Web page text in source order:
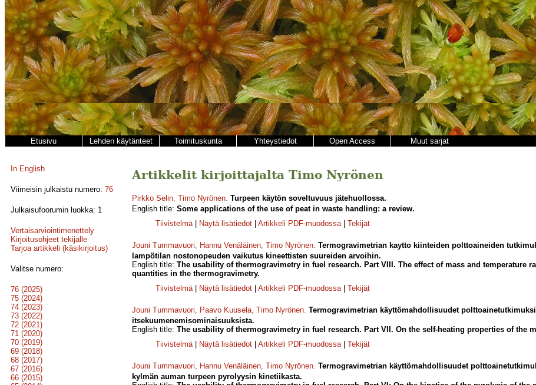
Etusivu Lehden käytänteet Toimituskunta Yhteystiedot Open Access Muut sarjat
In English
Viimeisin julkaistu numero: 76
Julkaisufoorumin luokka: 1
Vertaisarviointimenettely
Kirjoitusohjeet tekijälle
Tarjoa artikkeli (käsikirjoitus)
Valitse numero:
76 (2025)
75 (2024)
74 (2023)
73 (2022)
72 (2021)
71 (2020)
70 (2019)
69 (2018)
68 (2017)
67 (2016)
66 (2015)
Artikkelit kirjoittajalta Timo Nyrönen
Pirkko Selin, Timo Nyrönen. Turpeen käytön soveltuvuus jätehuollossa.
English title: Some applications of the use of peat in waste handling: a review.
Tiivistelmä| Näytä lisätiedot Artikkeli PDF-muodossa| Tekijät
Jouni Tummavuori, Hannu Venäläinen, Timo Nyrönen. Termogravimetrian kaytto kiinteiden polttoaineiden
lampötilan nostonopeuden vaikutus kineettisten suureiden arvoihin.
English title: The usability of thermogravimetry in fuel research. Part VIII. The effect of mass and temperature
quantities in the thermogravimetry.
Tiivistelmä| Näytä lisätiedot Artikkeli PDF-muodossa| Tekijät
Jouni Tummavuori, Paavo Kuusela, Timo Nyrönen. Termogravimetrian käyttömahdollisuudet
itsekuumenemisominaisuuksista.
English title: The usability of thermogravimetry in fuel research. Part VII. On the self-heating properties of the
Tiivistelmä| Näytä lisätiedot Artikkeli PDF-muodossa| Tekijät
Jouni Tummavuori, Hannu Venäläinen, Timo Nyrönen. Termogravimetrian käyttömahdollisuudet
kylmän auman turpeen pyrolyysin kinetiikasta.